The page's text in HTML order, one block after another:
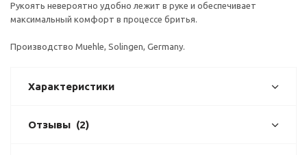
Рукоять невероятно удобно лежит в руке и обеспечивает
максимальный комфорт в процессе бритья.
Производство Muehle, Solingen, Germany.
Характеристики
Отзывы (2)